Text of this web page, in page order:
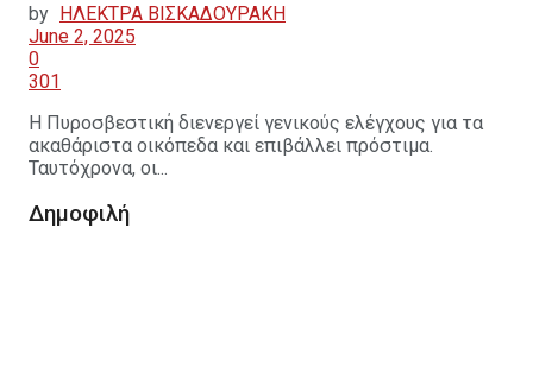
by ΗΛΕΚΤΡΑ ΒΙΣΚΑΔΟΥΡΑΚΗ
June 2, 2025
0
301
Η Πυροσβεστική διενεργεί γενικούς ελέγχους για τα
ακαθάριστα οικόπεδα και επιβάλλει πρόστιμα.
Ταυτόχρονα, οι...
Δημοφιλή